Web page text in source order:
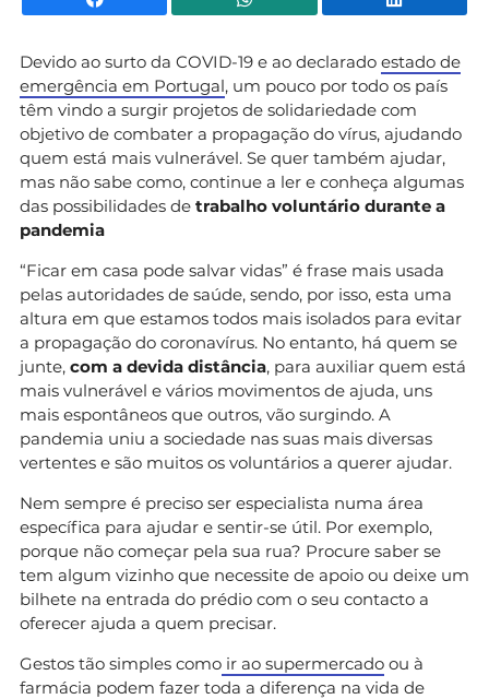
Devido ao surto da COVID-19 e ao declarado estado de
emergência em Portugal, um pouco por todo os país
têm vindo a surgir projetos de solidariedade com
objetivo de combater a propagação do vírus, ajudando
quem está mais vulnerável. Se quer também ajudar,
mas não sabe como, continue a ler e conheça algumas
das possibilidades de trabalho voluntário durante a
pandemia
“Ficar em casa pode salvar vidas” é frase mais usada
pelas autoridades de saúde, sendo, por isso, esta uma
altura em que estamos todos mais isolados para evitar
a propagação do coronavírus. No entanto, há quem se
junte, com a devida distância, para auxiliar quem está
mais vulnerável e vários movimentos de ajuda, uns
mais espontâneos que outros, vão surgindo. A
pandemia uniu a sociedade nas suas mais diversas
vertentes e são muitos os voluntários a querer ajudar.
Nem sempre é preciso ser especialista numa área
específica para ajudar e sentir-se útil. Por exemplo,
porque não começar pela sua rua? Procure saber se
tem algum vizinho que necessite de apoio ou deixe um
bilhete na entrada do prédio com o seu contacto a
oferecer ajuda a quem precisar.
Gestos tão simples como ir ao supermercado ou à
farmácia podem fazer toda a diferença na vida de